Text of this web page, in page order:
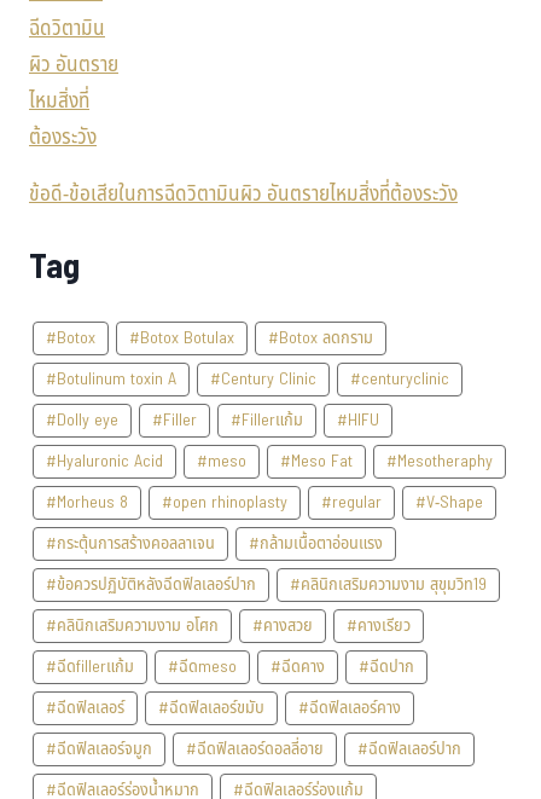
ข้อดี-ข้อเสียในการฉีดวิตามินผิว อันตรายไหมสิ่งที่ต้องระวัง
Tag
#Botox #Botox Botulax
#Botox ลดกราม
#Botulinum toxin A
#Century Clinic
#centuryclinic
#Dolly eye
#Filler #Fillerแก้ม
#HIFU
#Hyaluronic Acid
#meso #Meso Fat
#Mesotheraphy
#Morheus 8
#open rhinoplasty #regular
#V-Shape
#กระตุ้นการสร้างคอลลาเจน
#กล้ามเนื้อตาอ่อนแรง
#ข้อควรปฏิบัติหลังฉีดฟิลเลอร์ปาก
#คลินิกเสริมความงาม สุขุมวิท19
#คลินิกเสริมความงาม อโศก
#คางสวย
#คางเรียว
#ฉีดfillerแก้ม
#ฉีดmeso #ฉีดคาง
#ฉีดปาก
#ฉีดฟิลเลอร์
#ฉีดฟิลเลอร์ขมับ
#ฉีดฟิลเลอร์คาง
#ฉีดฟิลเลอร์จมูก
#ฉีดฟิลเลอร์ดอลลี่อาย
#ฉีดฟิลเลอร์ปาก
#ฉีดฟิลเลอร์ร่องน้ำหมาก
#ฉีดฟิลเลอร์ร่องแก้ม